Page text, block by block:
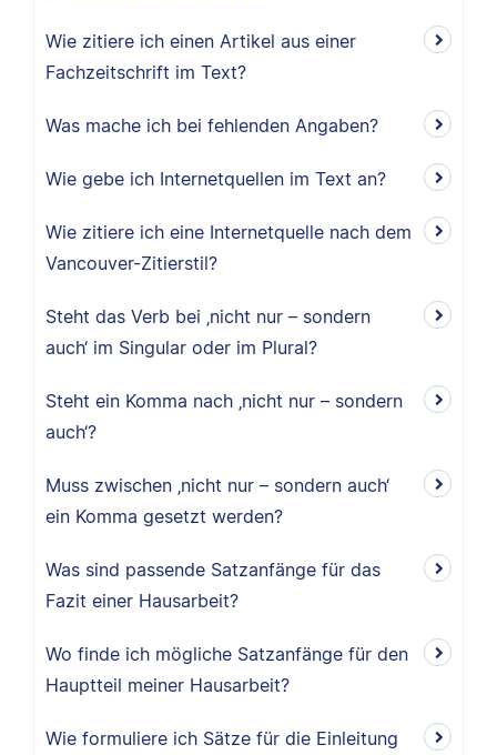
Wie zitiere ich einen Artikel aus einer
Fachzeitschrift im Text?
Was mache ich bei fehlenden Angaben?
Wie gebe ich Internetquellen im Text an?
Wie zitiere ich eine Internetquelle nach dem
Vancouver-Zitierstil?
Steht das Verb bei ‚nicht nur – sondern
auch‘ im Singular oder im Plural?
Steht ein Komma nach ‚nicht nur – sondern
auch‘?
Muss zwischen ‚nicht nur – sondern auch‘
ein Komma gesetzt werden?
Was sind passende Satzanfänge für das
Fazit einer Hausarbeit?
Wo finde ich mögliche Satzanfänge für den
Hauptteil meiner Hausarbeit?
Wie formuliere ich Sätze für die Einleitung